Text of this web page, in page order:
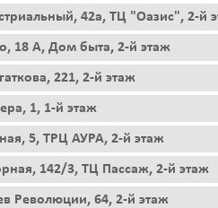
42а, ТЦ "Оазис", 2-й
18 А, Дом быта, 2-й этаж
221, 2-й этаж
1, 1-й этаж
5, ТРЦ АУРА, 2-й этаж
142/3, ТЦ Пассаж, 2-й этаж
Революции, 64, 2-й этаж